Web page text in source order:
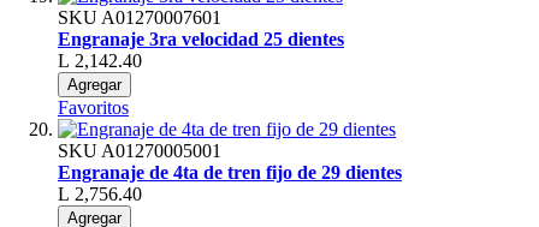
SKU A01270007601
Engranaje 3ra velocidad 25 dientes
L 2,142.40
Agregar
Favoritos
SKU A01270005001
Engranaje de 4ta de tren fijo de 29 dientes
L 2,756.40
Agregar